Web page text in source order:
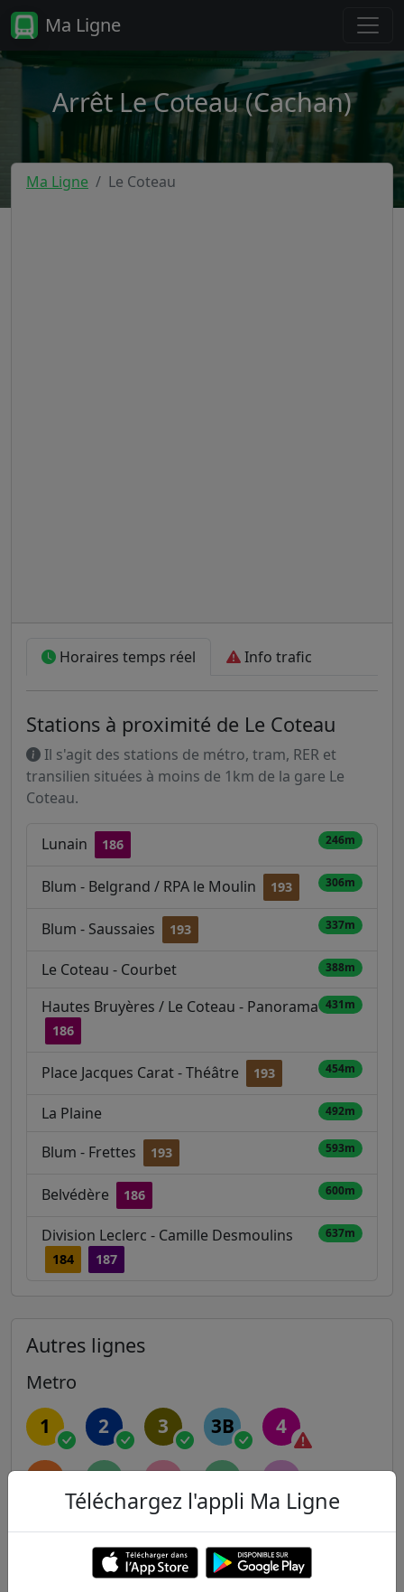
Ma Ligne
Arrêt Le Coteau (Cachan)
Ma Ligne Le Coteau
Horaires temps réel Info trafic
Stations à proximité de Le Coteau
Il s'agit des stations de métro, tram, RER et
transilien situées à moins de 1km de la gare Le
Coteau.
Lunain 186 246m
Blum - Belgrand / RPA le Moulin 193 306m
Blum - Saussaies 193 337m
Le Coteau - Courbet 388m
Hautes Bruyères / Le Coteau - Panorama
186
431m
Place Jacques Carat - Théâtre 193 454m
La Plaine 492m
Blum - Frettes 193 593m
Belvédère 186 600m
Division Leclerc - Camille Desmoulins
184 187
637m
Autres lignes
Metro
1 2 3 3B 4
5 6 7 7B 8
9 10 11 12 13
Téléchargez l'appli Ma Ligne